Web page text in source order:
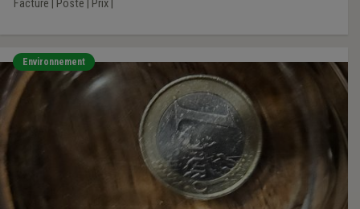
Facture Poste Prix|
Environnement